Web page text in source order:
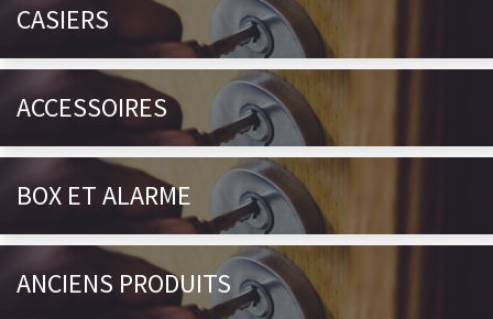
CASIERS
ACCESSOIRES
BOX ET ALARME
ANCIENS PRODUITS